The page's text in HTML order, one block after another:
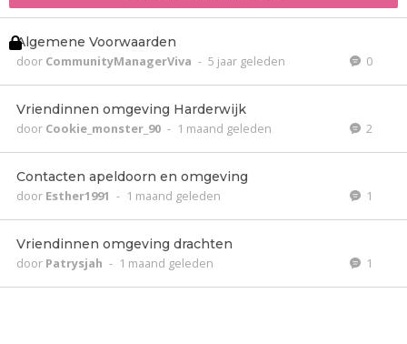
Algemene Voorwaarden
door CommunityManagerViva - 5 jaar geleden 0
Vriendinnen omgeving Harderwijk
door Cookie_monster_90 - 1 maand geleden 2
Contacten apeldoorn en omgeving
door Esther1991 - 1 maand geleden 1
Vriendinnen omgeving drachten
door Patrysjah - 1 maand geleden 1